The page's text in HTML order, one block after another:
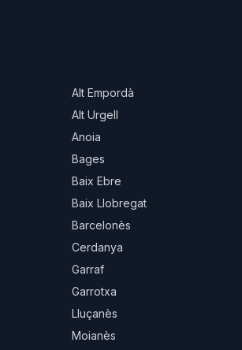
Alt Empordà
Alt Urgell
Anoia
Bages
Baix Ebre
Baix Llobregat
Barcelonès
Cerdanya
Garraf
Garrotxa
Lluçanès
Moianès